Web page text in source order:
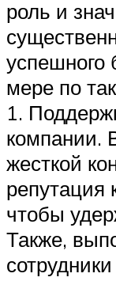
роль и
успешного
мере по
1.
компании.
жесткой
репутация
чтобы
Также,